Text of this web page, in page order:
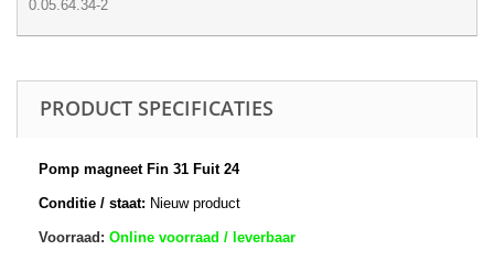
0.05.64.34-2
PRODUCT SPECIFICATIES
Pomp magneet Fin 31 Fuit 24
Conditie / staat: Nieuw product
Voorraad: Online voorraad / leverbaar